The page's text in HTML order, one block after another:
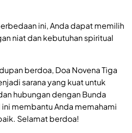
ini, Anda dapat memilih
niat dan kebutuhan spiritual
berdoa, Doa Novena Tiga
sarana yang kuat untuk
hubungan dengan Bunda
membantu Anda memahami
Selamat berdoa!